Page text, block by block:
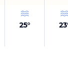
25° 23